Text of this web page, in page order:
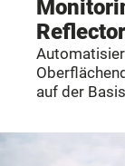
auf der